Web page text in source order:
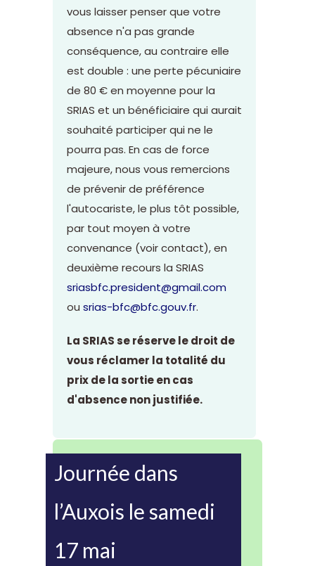
vous laisser penser que votre
absence n'a pas grande
conséquence, au contraire elle
est double : une perte pécuniaire
de 80 € en moyenne pour la
SRIAS et un bénéficiaire qui aurait
souhaité participer qui ne le
pourra pas. En cas de force
majeure, nous vous remercions
de prévenir de préférence
l'autocariste, le plus tôt possible,
par tout moyen à votre
convenance (voir contact), en
deuxième recours la SRIAS
sriasbfc.president@gmail.com
ou srias-bfc@bfc.gouv.fr.
La SRIAS se réserve le droit de
vous réclamer la totalité du
prix de la sortie en cas
d'absence non justifiée.
Journée dans
l’Auxois le samedi
17 mai